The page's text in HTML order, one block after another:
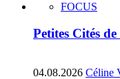
FOCUS
Petites Cités
04.08.2026 Céline